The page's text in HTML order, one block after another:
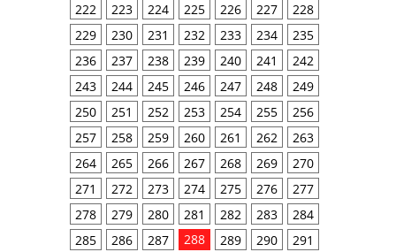
222
223 224 225 226 227
228
229
230 231 232 233 234
235
236
237 238 239 240 241
242
243
244 245 246 247 248
249
250
251 252 253 254 255
256
257
258 259 260 261 262
263
264
265 266 267 268 269
270
271
272 273 274 275 276
277
278
279 280 281 282 283
284
285
286 287 288 289 290
291